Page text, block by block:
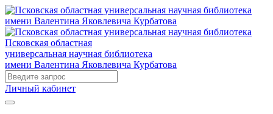
Псковская областная
универсальная научная библиотека
имени Валентина Яковлевича Курбатова
Личный кабинет